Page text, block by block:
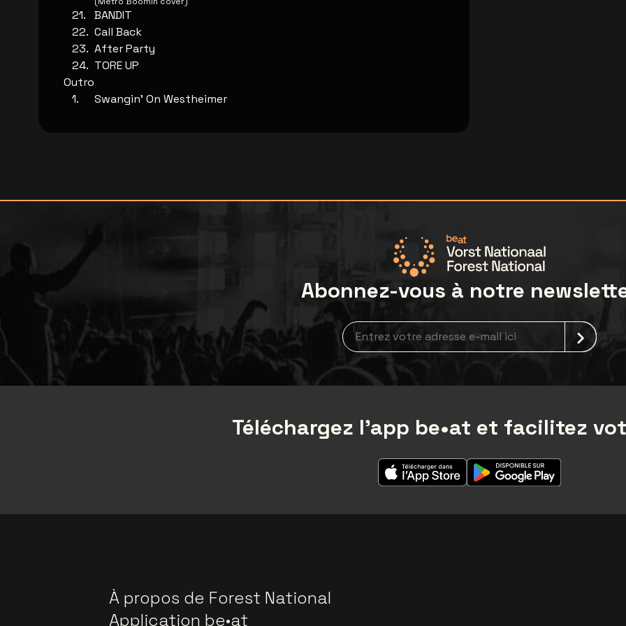
BANDIT
Call Back
After Party
TORE UP
Outro
Swangin' On Westheimer
Abonnez-vous à notre
Inscription à la newsletter
Téléchargez l'app be•at et facilitez
À propos de Forest National
Application be•at